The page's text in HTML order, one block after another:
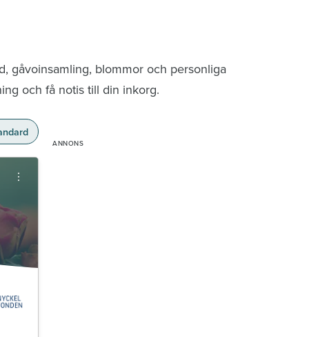
gåvoinsamling, blommor och personliga
och få notis till din inkorg.